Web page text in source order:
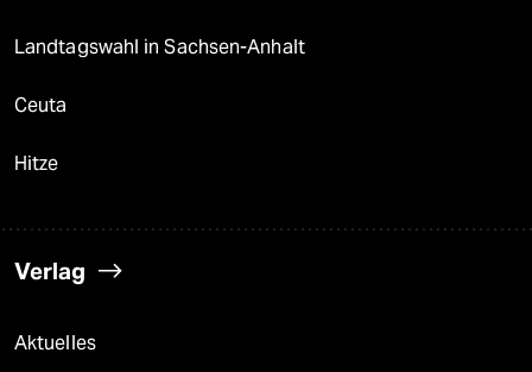
Landtagswahl in Sachsen-Anhalt
Ceuta
Hitze
Verlag
Aktuelles